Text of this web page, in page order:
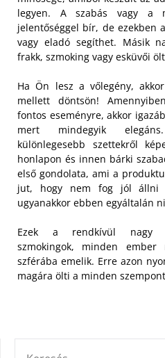
legyen. A szabás vagy a
jelentőséggel bír, de ezekben
vagy eladó segíthet. Másik
frakk, szmoking vagy esküvői
Ha Ön lesz a vőlegény,
mellett döntsön!
fontos eseményre, akkor
mert mindegyik
különlegesebb szettekről
honlapon és innen bárki
első gondolata, ami a
jut, hogy nem fog jól állni
ugyanakkor ebben egyáltalán
Ezek a rendkívül nagy
szmokingok, minden ember
szférába emelik. Erre azon
magára ölti a minden